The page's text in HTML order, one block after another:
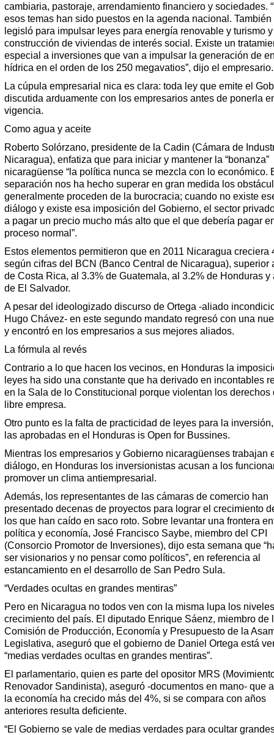
cambiaria, pastoraje, arrendamiento financiero y sociedades.
esos temas han sido puestos en la agenda nacional. También
legisló para impulsar leyes para energía renovable y turismo
construcción de viviendas de interés social. Existe un
especial a inversiones que van a impulsar la generación de
hídrica en el orden de los 250 megavatios”, dijo el empresario.
La cúpula empresarial nica es clara: toda ley que emite el
discutida arduamente con los empresarios antes de ponerla
vigencia.
Como agua y aceite
Roberto Solórzano, presidente de la Cadin (Cámara de
Nicaragua), enfatiza que para iniciar y mantener la “bonanza”
nicaragüense “la política nunca se mezcla con lo económico.
separación nos ha hecho superar en gran medida los
generalmente proceden de la burocracia; cuando no existe
diálogo y existe esa imposición del Gobierno, el sector
a pagar un precio mucho más alto que el que debería pagar
proceso normal”.
Estos elementos permitieron que en 2011 Nicaragua creciera
según cifras del BCN (Banco Central de Nicaragua), superior
de Costa Rica, al 3.3% de Guatemala, al 3.2% de Honduras y
de El Salvador.
A pesar del ideologizado discurso de Ortega -aliado
Hugo Chávez- en este segundo mandato regresó con una
y encontró en los empresarios a sus mejores aliados.
La fórmula al revés
Contrario a lo que hacen los vecinos, en Honduras la
leyes ha sido una constante que ha derivado en incontables
en la Sala de lo Constitucional porque violentan los derechos
libre empresa.
Otro punto es la falta de practicidad de leyes para la
las aprobadas en el Honduras is Open for Bussines.
Mientras los empresarios y Gobierno nicaragüenses trabajan
diálogo, en Honduras los inversionistas acusan a los
promover un clima antiempresarial.
Además, los representantes de las cámaras de comercio han
presentado decenas de proyectos para lograr el crecimiento
los que han caído en saco roto. Sobre levantar una frontera
política y economía, José Francisco Saybe, miembro del CPI
(Consorcio Promotor de Inversiones), dijo esta semana que
ser visionarios y no pensar como políticos”, en referencia al
estancamiento en el desarrollo de San Pedro Sula.
“Verdades ocultas en grandes mentiras”
Pero en Nicaragua no todos ven con la misma lupa los
crecimiento del país. El diputado Enrique Sáenz, miembro de
Comisión de Producción, Economía y Presupuesto de la
Legislativa, aseguró que el gobierno de Daniel Ortega está
“medias verdades ocultas en grandes mentiras”.
El parlamentario, quien es parte del opositor MRS
Renovador Sandinista), aseguró -documentos en mano- que
la economía ha crecido más del 4%, si se compara con años
anteriores resulta deficiente.
“El Gobierno se vale de medias verdades para ocultar